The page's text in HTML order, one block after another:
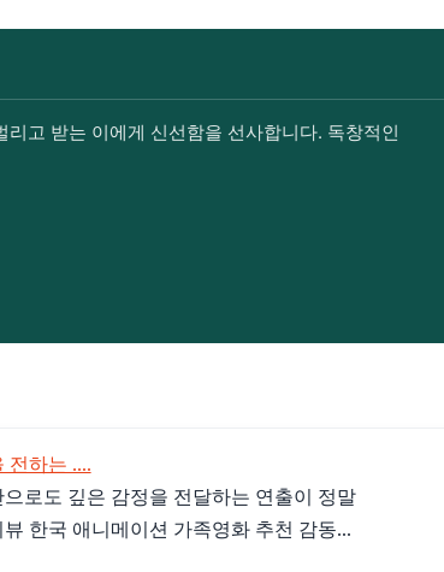
고 받는 이에게 신선함을 선사합니다. 독창적인
전하는 ....
로도 깊은 감정을 전달하는 연출이 정말
한국 애니메이션 가족영화 추천 감동...